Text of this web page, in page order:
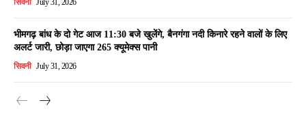
सिवनी July 31, 2026
भीमगढ़ बांध के दो गेट आज 11:30 बजे खुलेंगे, बैनगंगा नदी किनारे रहने वालों के लिए
अलर्ट जारी, छोड़ा जाएगा 265 क्यूमेक्स पानी
सिवनी July 31, 2026